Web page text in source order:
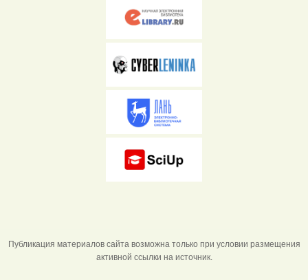
Публикация материалов сайта возможна только при условии размещения
активной ссылки на источник.